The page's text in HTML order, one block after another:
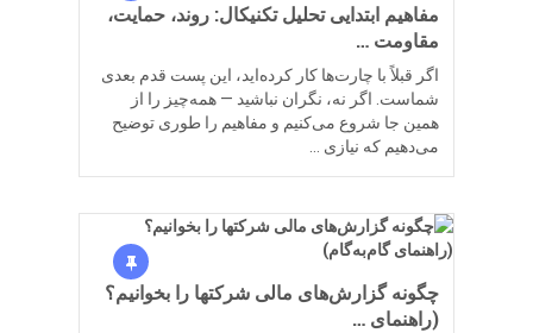
مفاهیم ابتدایی تحلیل تکنیکال: روند، حمایت،
مقاومت …
اگر قبلاً با چارت‌ها کار کرده‌اید، این پست قدم بعدی
شماست. اگر نه، نگران نباشید — همه‌چیز را از
همین جا شروع می‌کنیم و مفاهیم را طوری توضیح
می‌دهیم که نیازی …
چگونه گزارش‌های مالی شرکتها را بخوانیم؟
(راهنمای …